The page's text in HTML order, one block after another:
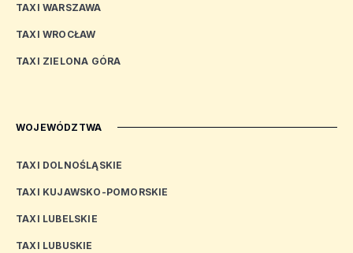
TAXI WARSZAWA
TAXI WROCŁAW
TAXI ZIELONA GÓRA
WOJEWÓDZTWA
TAXI DOLNOŚLĄSKIE
TAXI KUJAWSKO-POMORSKIE
TAXI LUBELSKIE
TAXI LUBUSKIE